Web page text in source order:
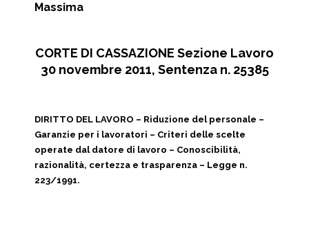
Massima
CORTE DI CASSAZIONE Sezione Lavoro
30 novembre 2011, Sentenza n. 25385
DIRITTO DEL LAVORO – Riduzione del personale –
Garanzie per i lavoratori – Criteri delle scelte
operate dal datore di lavoro – Conoscibilità,
razionalità, certezza e trasparenza – Legge n.
223/1991.